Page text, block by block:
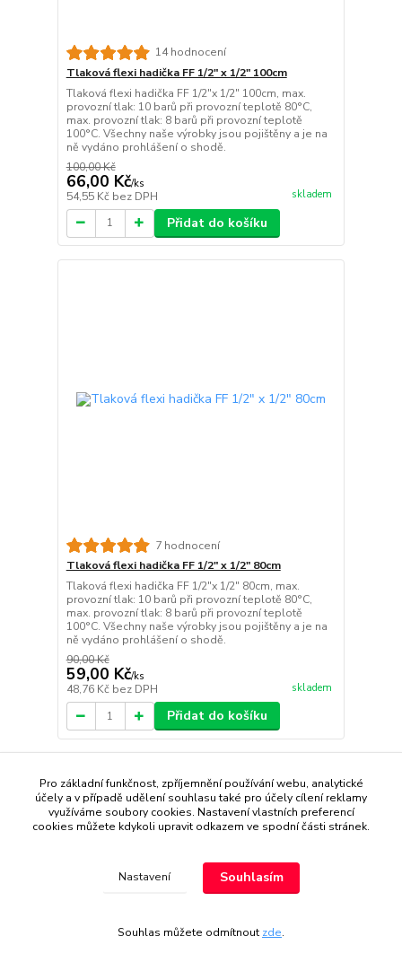
14 hodnocení
Tlaková flexi hadička FF 1/2" x 1/2" 100cm
Tlaková flexi hadička FF 1/2"x 1/2" 100cm, max.
provozní tlak: 10 barů při provozní teplotě 80°C,
max. provozní tlak: 8 barů při provozní teplotě
100°C. Všechny naše výrobky jsou pojištěny a je na
ně vydáno prohlášení o shodě.
100,00 Kč
66,00 Kč/ks
54,55 Kč bez DPH skladem
Přidat do košíku
7 hodnocení
Tlaková flexi hadička FF 1/2" x 1/2" 80cm
Tlaková flexi hadička FF 1/2"x 1/2" 80cm, max.
provozní tlak: 10 barů při provozní teplotě 80°C,
max. provozní tlak: 8 barů při provozní teplotě
100°C. Všechny naše výrobky jsou pojištěny a je na
ně vydáno prohlášení o shodě.
90,00 Kč
59,00 Kč/ks
48,76 Kč bez DPH skladem
Přidat do košíku
Pro základní funkčnost, zpříjemnění používání webu, analytické
účely a v případě udělení souhlasu také pro účely cílení reklamy
využíváme soubory cookies. Nastavení vlastních preferencí
cookies můžete kdykoli upravit odkazem ve spodní části stránek.
Nastavení Souhlasím
Souhlas můžete odmítnout zde.